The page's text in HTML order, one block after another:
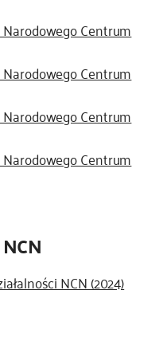
Centrum
Centrum
Centrum
Centrum
NCN (2024)